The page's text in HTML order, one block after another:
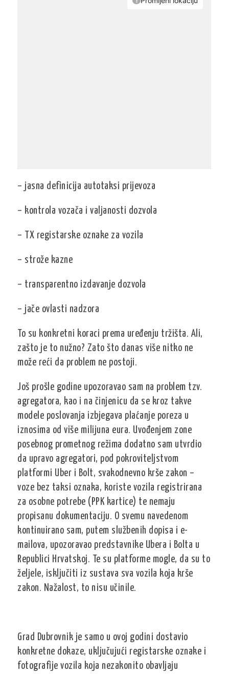
– jasna definicija autotaksi prijevoza
– kontrola vozača i valjanosti dozvola
– TX registarske oznake za vozila
– strože kazne
– transparentno izdavanje dozvola
– jače ovlasti nadzora
To su konkretni koraci prema uređenju tržišta. Ali,
zašto je to nužno? Zato što danas više nitko ne
može reći da problem ne postoji.
Još prošle godine upozoravao sam na problem tzv.
agregatora, kao i na činjenicu da se kroz takve
modele poslovanja izbjegava plaćanje poreza u
iznosima od više milijuna eura. Uvođenjem zone
posebnog prometnog režima dodatno sam utvrdio
da upravo agregatori, pod pokroviteljstvom
platformi Uber i Bolt, svakodnevno krše zakon –
voze bez taksi oznaka, koriste vozila registrirana
za osobne potrebe (PPK kartice) te nemaju
propisanu dokumentaciju. O svemu navedenom
kontinuirano sam, putem službenih dopisa i e-
mailova, upozoravao predstavnike Ubera i Bolta u
Republici Hrvatskoj. Te su platforme mogle, da su to
željele, isključiti iz sustava sva vozila koja krše
zakon. Nažalost, to nisu učinile.
Grad Dubrovnik je samo u ovoj godini dostavio
konkretne dokaze, uključujući registarske oznake i
fotografije vozila koja nezakonito obavljaju